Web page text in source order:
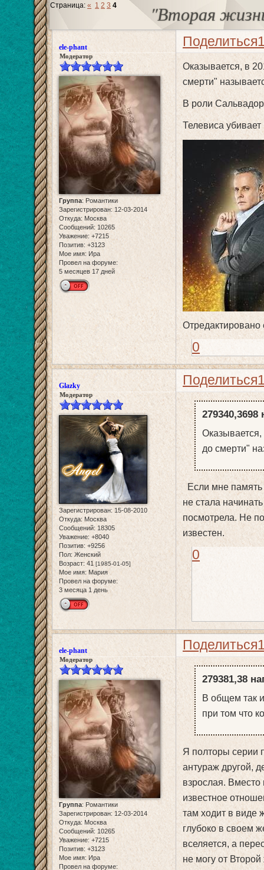
"Вторая
Страница:« 1 2 3 4
Поделиться
ele-phant
Модератор
Группа: Романтики
Зарегистрирован: 12-03-2014
Откуда: Москва
Сообщений: 10265
Уважение: +7215
Позитив: +3123
Мое имя: Ира
Провел на форуме:
5 месяцев 17 дней
Оказывается, в
смерти"
В роли
Телевиса убивает
Отредактировано
0
Поделиться
Glazky
Модератор
Зарегистрирован: 15-08-2010
Откуда: Москва
Сообщений: 18305
Уважение: +8040
Позитив: +9256
Пол: Женский
Возраст: 41 [1985-01-05]
Мое имя: Мария
Провел на форуме:
3 месяца 1 день
279340,3698
до смерти"
Если мне память
не стала
посмотрела. Не
известен.
0
Поделиться
ele-phant
Модератор
Группа: Романтики
Зарегистрирован: 12-03-2014
Откуда: Москва
Сообщений: 10265
Уважение: +7215
Позитив: +3123
Мое имя: Ира
Провел на форуме:
279381,38
В общем так
при том что
Я полторы серии
антураж другой,
взрослая. Вместо
известное
там ходит в
глубоко в своем
вселяется, а
не могу от